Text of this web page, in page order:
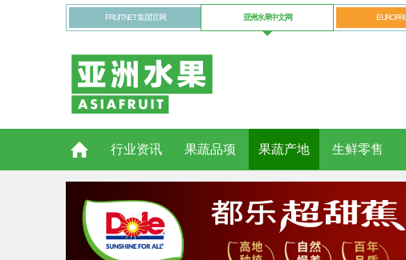
FRUITNET 集团官网 亚洲水果中文网
行业资讯 果蔬品项 果蔬产地 生鲜零售